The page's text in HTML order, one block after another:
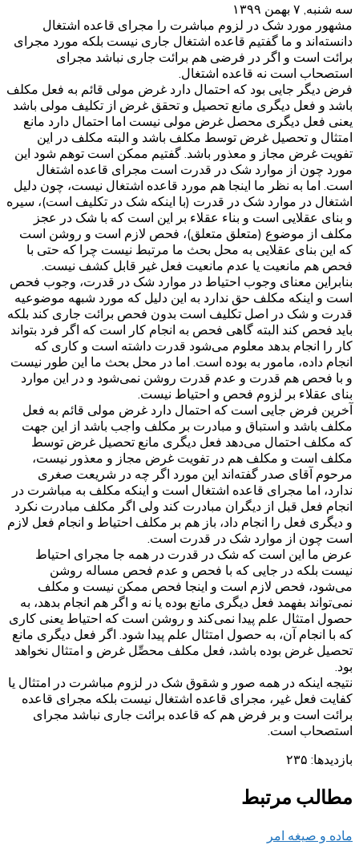
سه شنبه, ۷ بهمن ۱۳۹۹
مشهور مورد شک در لزوم مباشرت را مجرای قاعده اشتغال
دانسته‌اند و ما گفتیم قاعده اشتغال جاری نیست بلکه مورد مجرای
برائت است و اگر در فرضی هم برائت جاری نباشد مجرای
استصحاب است نه قاعده اشتغال.
فرض دیگر جایی بود که احتمال دارد غرض مولی قائم به فعل مکلف
باشد و فعل دیگری مانع تحصیل و تحقق غرض از تکلیف مولی باشد
یعنی فعل دیگری محصل غرض مولی نیست اما احتمال دارد مانع
امتثال و تحصیل غرض توسط مکلف باشد و البته مکلف در این
تفویت غرض مجاز و معذور باشد. گفتیم ممکن است توهم شود این
مورد چون از موارد شک در قدرت است مجرای قاعده اشتغال
است. اما به نظر ما اینجا هم مورد قاعده اشتغال نیست، چون دلیل
اشتغال در موارد شک در قدرت (با اینکه شک در تکلیف است)، سیره
و بنای عقلایی است و بناء عقلاء بر این است که با شک در عجز
مکلف از موضوع (متعلق متعلق)، فحص لازم است و روشن است
که این بنای عقلایی به محل بحث ما مرتبط نیست چرا که حتی با
فحص هم مانعیت یا عدم مانعیت فعل غیر قابل کشف نیست.
بنابراین معنای وجوب احتیاط در موارد شک در قدرت، وجوب فحص
است و اینکه مکلف حق ندارد به این دلیل که مورد شبهه موضوعیه
قدرت و شک در اصل تکلیف است بدون فحص برائت جاری کند بلکه
باید فحص کند البته گاهی فحص به انجام کار است که اگر فرد بتواند
کار را انجام بدهد معلوم می‌شود قدرت داشته است و کاری که
انجام داده، مامور به بوده است. اما در محل بحث ما این طور نیست
و با فحص هم قدرت و عدم قدرت روشن نمی‌شود و در این موارد
بنای عقلاء بر لزوم فحص و احتیاط نیست.
آخرین فرض جایی است که احتمال دارد غرض مولی قائم به فعل
مکلف باشد و استباق و مبادرت بر مکلف واجب باشد از این جهت
که مکلف احتمال می‌دهد فعل دیگری مانع تحصیل غرض توسط
مکلف است و مکلف هم در تفویت غرض مجاز و معذور نیست،
مرحوم آقای صدر گفته‌اند این مورد اگر چه در شریعت صغری
ندارد، اما مجرای قاعده اشتغال است و اینکه مکلف به مباشرت در
انجام فعل قبل از دیگران مبادرت کند ولی اگر مکلف مبادرت نکرد
و دیگری فعل را انجام داد، باز هم بر مکلف احتیاط و انجام فعل لازم
است چون از موارد شک در قدرت است.
عرض ما این است که شک در قدرت در همه جا مجرای احتیاط
نیست بلکه در جایی که با فحص و عدم فحص مساله روشن
می‌شود، فحص لازم است و اینجا فحص ممکن نیست و مکلف
نمی‌تواند بفهمد فعل دیگری مانع بوده یا نه و اگر هم انجام بدهد، به
حصول امتثال علم پیدا نمی‌کند و روشن است که احتیاط یعنی کاری
که با انجام آن، به حصول امتثال علم پیدا شود. اگر فعل دیگری مانع
تحصیل غرض بوده باشد، فعل مکلف محصِّل غرض و امتثال نخواهد
بود.
نتیجه اینکه در همه صور و شقوق شک در لزوم مباشرت در امتثال یا
کفایت فعل غیر، مجرای قاعده اشتغال نیست بلکه مجرای قاعده
برائت است و بر فرض هم که قاعده برائت جاری نباشد مجرای
استصحاب است.
بازدیدها: ۲۳۵
مطالب مرتبط
ماده و صیغه امر